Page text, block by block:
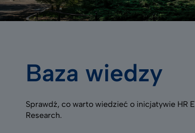
Baza wiedzy
Sprawdź, co warto wiedzieć o inicjatywie HR
Research.